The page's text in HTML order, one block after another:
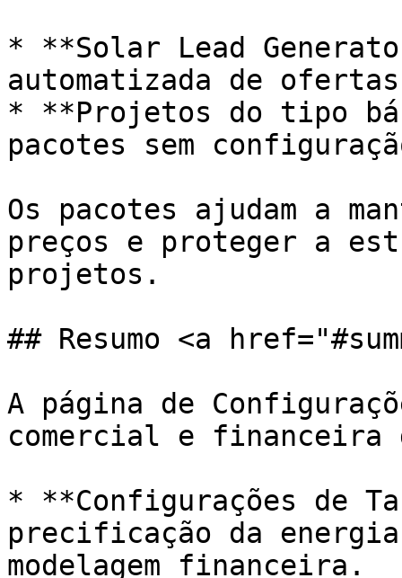
* **Solar Lead
automatizada de ofertas
* **Projetos do tipo
pacotes sem
Os pacotes ajudam a
preços e proteger a
projetos.
## Resumo <a
A página de
comercial e financeira
* **Configurações de
precificação da
modelagem financeira.